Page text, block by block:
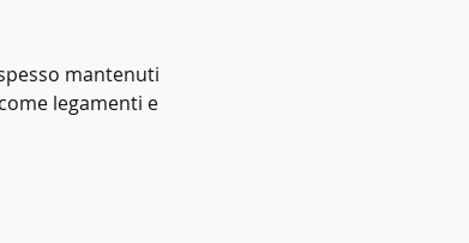
mantenuti
legamenti e